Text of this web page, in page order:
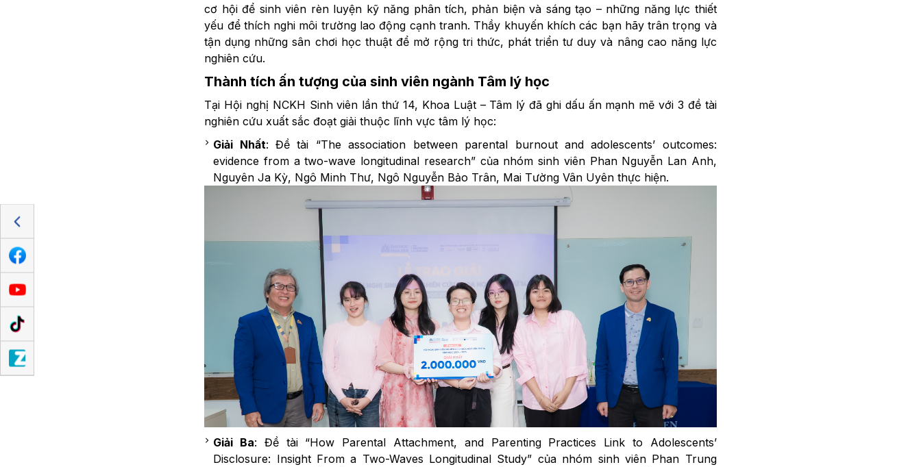
cơ hội để sinh viên rèn luyện kỹ năng phân tích, phản biện và sáng tạo – những năng lực thiết
yếu để thích nghi môi trường lao động cạnh tranh. Thầy khuyến khích các bạn hãy trân trọng và
tận dụng những sân chơi học thuật để mở rộng tri thức, phát triển tư duy và nâng cao năng lực
nghiên cứu.
Thành tích ấn tượng của sinh viên ngành Tâm lý học
Tại Hội nghị NCKH Sinh viên lần thứ 14, Khoa Luật – Tâm lý đã ghi dấu ấn mạnh mẽ với 3 đề tài
nghiên cứu xuất sắc đoạt giải thuộc lĩnh vực tâm lý học:
Giải Nhất: Đề tài “The association between parental burnout and adolescents’ outcomes:
evidence from a two-wave longitudinal research” của nhóm sinh viên Phan Nguyễn Lan Anh,
Nguyên Ja Kỳ, Ngô Minh Thư, Ngô Nguyễn Bảo Trân, Mai Tường Vân Uyên thực hiện.
Giải Ba: Đề tài “How Parental Attachment, and Parenting Practices Link to Adolescents’
Disclosure: Insight From a Two-Waves Longitudinal Study” của nhóm sinh viên Phan Trung